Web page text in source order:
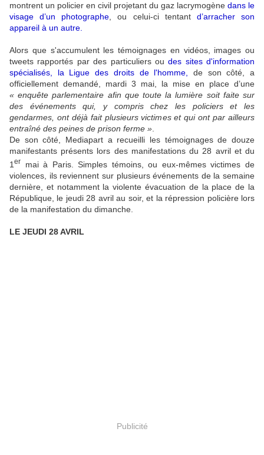
montrent un policier en civil projetant du gaz lacrymogène dans le
visage d’un photographe, ou celui-ci tentant d’arracher son
appareil à un autre.
Alors que s'accumulent les témoignages en vidéos, images ou
tweets rapportés par des particuliers ou des sites d'information
spécialisés, la Ligue des droits de l'homme, de son côté, a
officiellement demandé, mardi 3 mai, la mise en place d’une
« enquête parlementaire afin que toute la lumière soit faite sur
des événements qui, y compris chez les policiers et les
gendarmes, ont déjà fait plusieurs victimes et qui ont par ailleurs
entraîné des peines de prison ferme ».
De son côté, Mediapart a recueilli les témoignages de douze
manifestants présents lors des manifestations du 28 avril et du
1 er
mai à Paris. Simples témoins, ou eux-mêmes victimes de
violences, ils reviennent sur plusieurs événements de la semaine
dernière, et notamment la violente évacuation de la place de la
République, le jeudi 28 avril au soir, et la répression policière lors
de la manifestation du dimanche.
LE JEUDI 28 AVRIL
Publicité